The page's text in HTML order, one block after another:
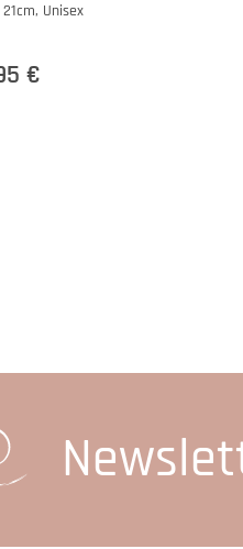
Unisex
€